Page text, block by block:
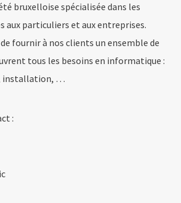
bruxelloise spécialisée dans les
aux particuliers et aux entreprises.
fournir à nos clients un ensemble de
tous les besoins en informatique :
installation, …
: